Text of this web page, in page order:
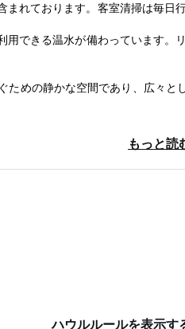
れております。客室清掃は毎日
できる温水が備わっています。
ための静かな空間であり、広々と
。弊社では独自の旅行代理店を運
、グループの雰囲気も活発になる
パタゴニアの秘密と、クジラ、ペ
from original language)
もっと読
ハウルルールを表示す